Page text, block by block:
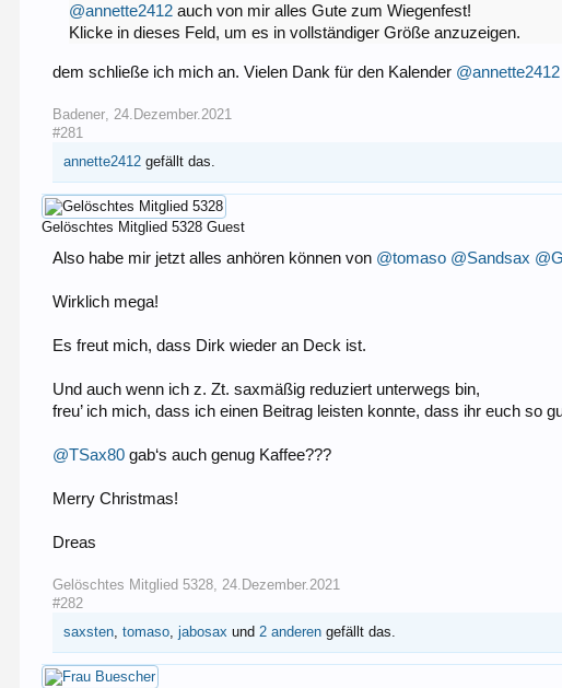
@annette2412 auch von mir alles Gute zum Wiegenfest!
Klicke in dieses Feld, um es in vollständiger Größe anzuzeigen.
dem schließe ich mich an. Vielen Dank für den Kalender @annette2412
Badener, 24.Dezember.2021
#281
annette2412 gefällt das.
Gelöschtes Mitglied 5328 Guest
Also habe mir jetzt alles anhören können von @tomaso @Sandsax
Wirklich mega!
Es freut mich, dass Dirk wieder an Deck ist.
Und auch wenn ich z. Zt. saxmäßig reduziert unterwegs bin,
freu’ ich mich, dass ich einen Beitrag leisten konnte, dass ihr euch so
@TSax80 gab‘s auch genug Kaffee???
Merry Christmas!
Dreas
Gelöschtes Mitglied 5328, 24.Dezember.2021
#282
saxsten,tomaso,jabosax und2 anderen gefällt das.